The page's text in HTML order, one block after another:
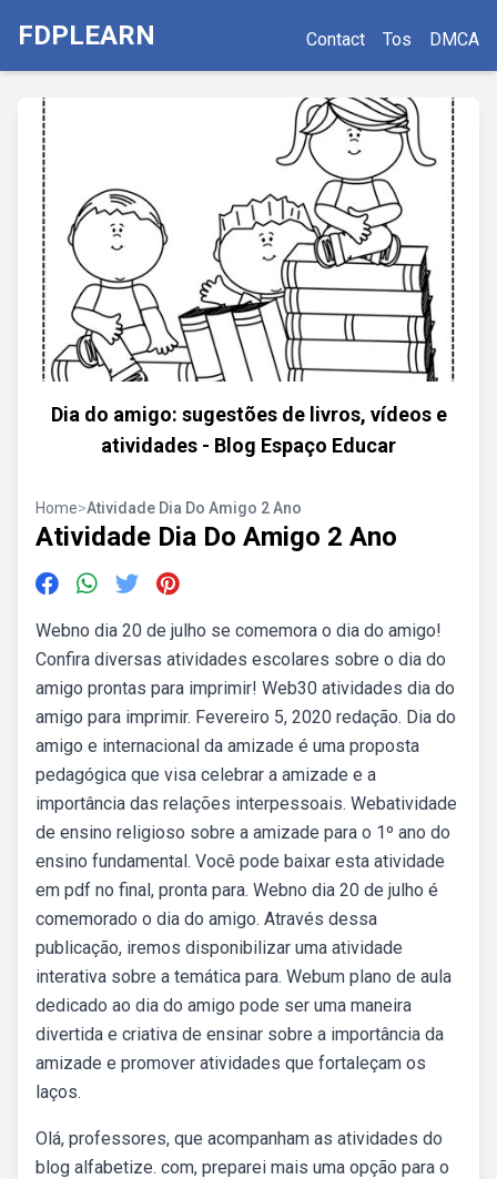
FDPLEARN Contact Tos DMCA
Dia do amigo: sugestões de livros, vídeos e
atividades - Blog Espaço Educar
Home>Atividade Dia Do Amigo 2 Ano
Atividade Dia Do Amigo 2 Ano
Webno dia 20 de julho se comemora o dia do amigo!
Confira diversas atividades escolares sobre o dia do
amigo prontas para imprimir! Web30 atividades dia do
amigo para imprimir. Fevereiro 5, 2020 redação. Dia do
amigo e internacional da amizade é uma proposta
pedagógica que visa celebrar a amizade e a
importância das relações interpessoais. Webatividade
de ensino religioso sobre a amizade para o 1º ano do
ensino fundamental. Você pode baixar esta atividade
em pdf no final, pronta para. Webno dia 20 de julho é
comemorado o dia do amigo. Através dessa
publicação, iremos disponibilizar uma atividade
interativa sobre a temática para. Webum plano de aula
dedicado ao dia do amigo pode ser uma maneira
divertida e criativa de ensinar sobre a importância da
amizade e promover atividades que fortaleçam os
laços.
Olá, professores, que acompanham as atividades do
blog alfabetize. com, preparei mais uma opção para o